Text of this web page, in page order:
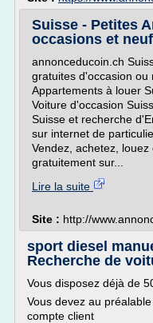
Suisse - Petites
occasions et
annonceducoin.ch
gratuites d'occasion ou
Appartements à louer
Voiture d'occasion
Suisse et recherche
sur internet de
Vendez, achetez,
gratuitement sur...
Lire la suite
Site : http://
sport diesel
Recherche de
Vous disposez déjà de
Vous devez au
compte client